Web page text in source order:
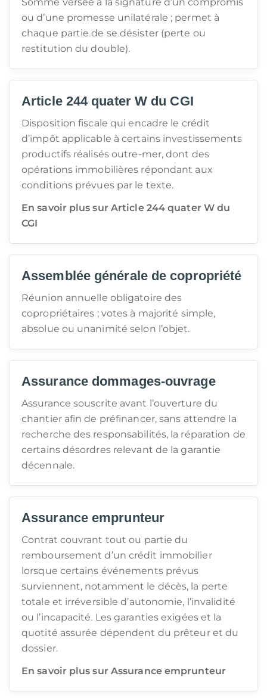
ou d’une promesse unilatérale ; permet à
chaque partie de se désister (perte ou
restitution du double).
Article 244 quater W du CGI
Disposition fiscale qui encadre le crédit
d’impôt applicable à certains investissements
productifs réalisés outre-mer, dont des
opérations immobilières répondant aux
conditions prévues par le texte.
En savoir plus sur Article 244 quater W du
CGI
Assemblée générale de copropriété
Réunion annuelle obligatoire des
copropriétaires ; votes à majorité simple,
absolue ou unanimité selon l’objet.
Assurance dommages-ouvrage
Assurance souscrite avant l’ouverture du
chantier afin de préfinancer, sans attendre la
recherche des responsabilités, la réparation de
certains désordres relevant de la garantie
décennale.
Assurance emprunteur
Contrat couvrant tout ou partie du
remboursement d’un crédit immobilier
lorsque certains événements prévus
surviennent, notamment le décès, la perte
totale et irréversible d’autonomie, l’invalidité
ou l’incapacité. Les garanties exigées et la
quotité assurée dépendent du prêteur et du
dossier.
En savoir plus sur Assurance emprunteur